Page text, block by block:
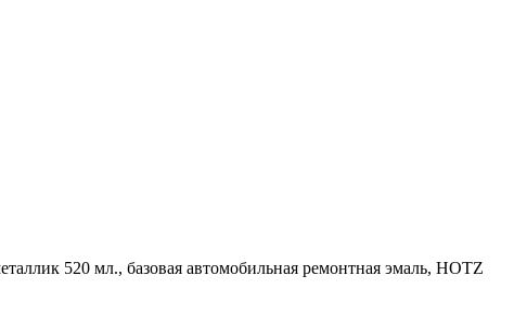
520 мл., базовая автомобильная ремонтная эмаль, HOTZ